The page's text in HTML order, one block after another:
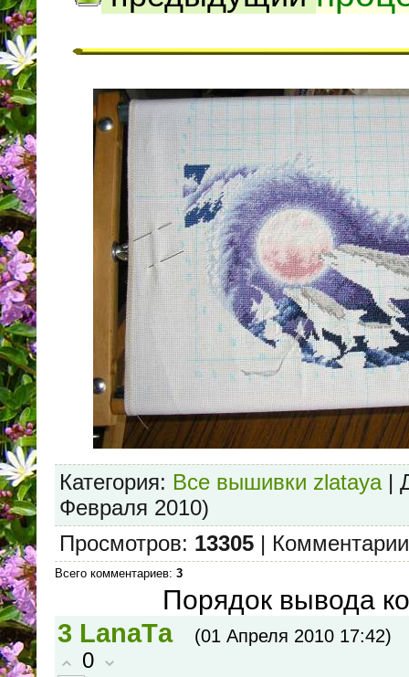
Категория: Все вышивки zlataya|
Февраля 2010)
Просмотров: 13305 | Комментарии
Всего комментариев: 3
Порядок вывода
3 LanaTа (01 Апреля 2010 17:42)
0